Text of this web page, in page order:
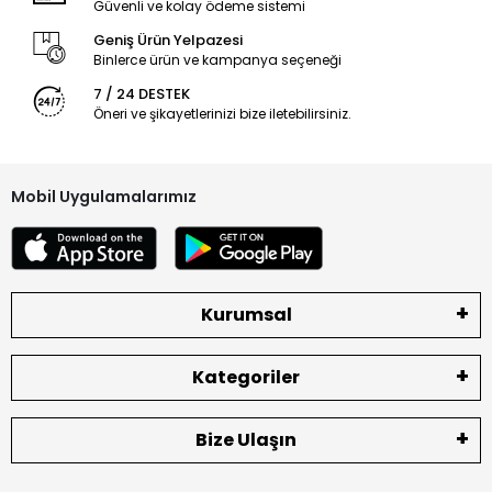
Ekran Kalite Durumu
Ekran Versioyonu 4G
Güvenli ve kolay ödeme sistemi
Geniş Ürün Yelpazesi
Binlerce ürün ve kampanya seçeneği
7 / 24 DESTEK
Öneri ve şikayetlerinizi bize iletebilirsiniz.
Mobil Uygulamalarımız
Kurumsal
Kategoriler
Bize Ulaşın